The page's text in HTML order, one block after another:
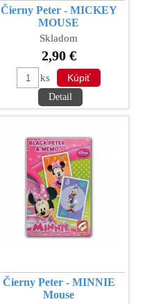
Čierny Peter - MICKEY
MOUSE
Skladom
2,90 €
ks
Detail
Čierny Peter - MINNIE
Mouse